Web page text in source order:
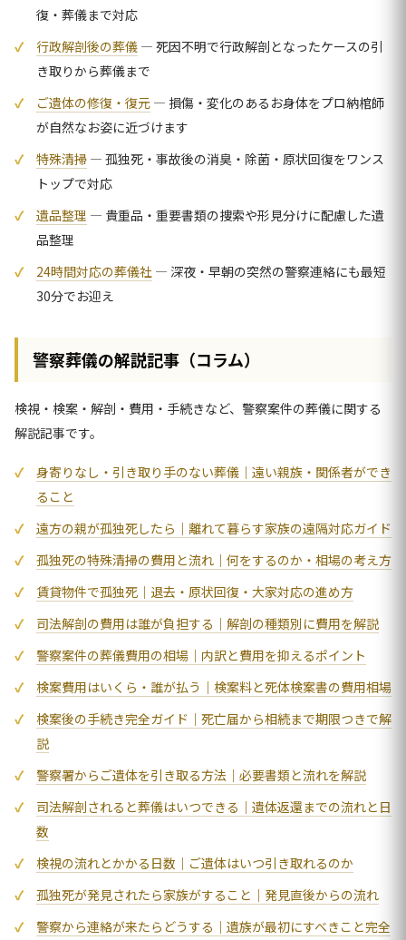
復・葬儀まで対応
行政解剖後の葬儀 — 死因不明で行政解剖となったケースの引
き取りから葬儀まで
ご遺体の修復・復元 — 損傷・変化のあるお身体をプロ納棺師
が自然なお姿に近づけます
特殊清掃 — 孤独死・事故後の消臭・除菌・原状回復をワンス
トップで対応
遺品整理 — 貴重品・重要書類の捜索や形見分けに配慮した遺
品整理
24時間対応の葬儀社 — 深夜・早朝の突然の警察連絡にも最短
30分でお迎え
警察葬儀の解説記事（コラム）
検視・検案・解剖・費用・手続きなど、警察案件の葬儀に関する
解説記事です。
身寄りなし・引き取り手のない葬儀｜遠い親族・関係者ができ
ること
遠方の親が孤独死したら｜離れて暮らす家族の遠隔対応ガイド
孤独死の特殊清掃の費用と流れ｜何をするのか・相場の考え方
賃貸物件で孤独死｜退去・原状回復・大家対応の進め方
司法解剖の費用は誰が負担する｜解剖の種類別に費用を解説
警察案件の葬儀費用の相場｜内訳と費用を抑えるポイント
検案費用はいくら・誰が払う｜検案料と死体検案書の費用相場
検案後の手続き完全ガイド｜死亡届から相続まで期限つきで解
説
警察署からご遺体を引き取る方法｜必要書類と流れを解説
司法解剖されると葬儀はいつできる｜遺体返還までの流れと日
数
検視の流れとかかる日数｜ご遺体はいつ引き取れるのか
孤独死が発見されたら家族がすること｜発見直後からの流れ
警察から連絡が来たらどうする｜遺族が最初にすべきこと完全